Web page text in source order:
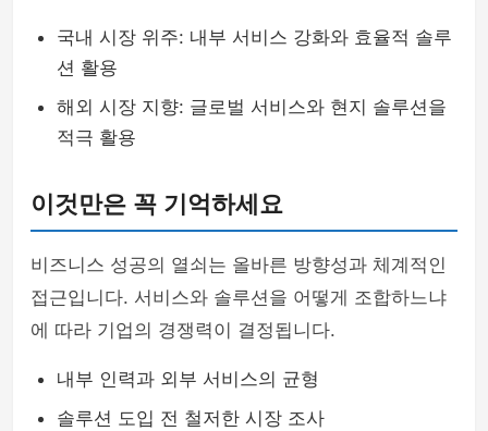
국내 시장 위주: 내부 서비스 강화와 효율적 솔루
션 활용
해외 시장 지향: 글로벌 서비스와 현지 솔루션을
적극 활용
이것만은 꼭 기억하세요
비즈니스 성공의 열쇠는 올바른 방향성과 체계적인
접근입니다. 서비스와 솔루션을 어떻게 조합하느냐
에 따라 기업의 경쟁력이 결정됩니다.
내부 인력과 외부 서비스의 균형
솔루션 도입 전 철저한 시장 조사